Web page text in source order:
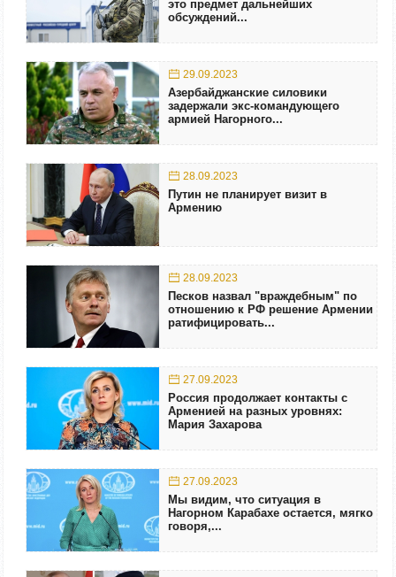
это предмет дальнейших
обсуждений...
29.09.2023
Азербайджанские силовики
задержали экс-командующего
армией Нагорного...
28.09.2023
Путин не планирует визит в
Армению
28.09.2023
Песков назвал "враждебным" по
отношению к РФ решение Армении
ратифицировать...
27.09.2023
Россия продолжает контакты с
Арменией на разных уровнях:
Мария Захарова
27.09.2023
Мы видим, что ситуация в
Нагорном Карабахе остается, мягко
говоря,...